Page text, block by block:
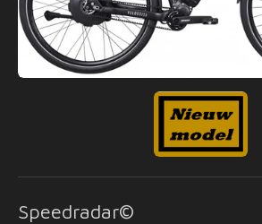
Speedradar©